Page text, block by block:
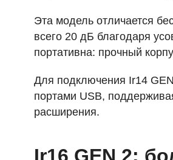
Эта модель отличается
всего 20 дБ благодаря
портативна: прочный
Для подключения Ir14 GEN
портами USB,
расширения.